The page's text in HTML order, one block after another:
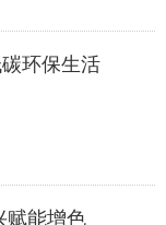
环保生活
赋能增色